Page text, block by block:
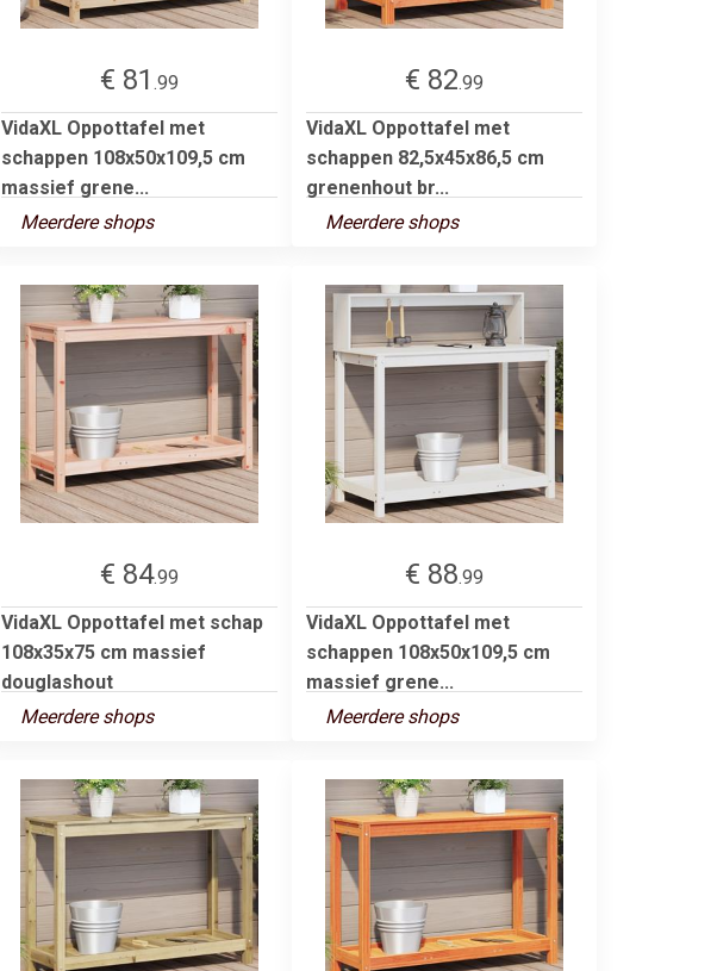
€ 81 .99
VidaXL Oppottafel met
schappen 108x50x109,5 cm
massief grene...
Meerdere shops
€ 82.99
VidaXL Oppottafel met
schappen 82,5x45x86,5 cm
grenenhout br...
Meerdere shops
€ 84.99
VidaXL Oppottafel met schap
108x35x75 cm massief
douglashout
Meerdere shops
€ 88.99
VidaXL Oppottafel met
schappen 108x50x109,5 cm
massief grene...
Meerdere shops